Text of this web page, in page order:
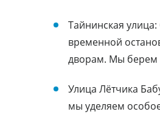
Тайнинская
временной
дворам. Мы берем
Улица Лётчика
мы уделяем